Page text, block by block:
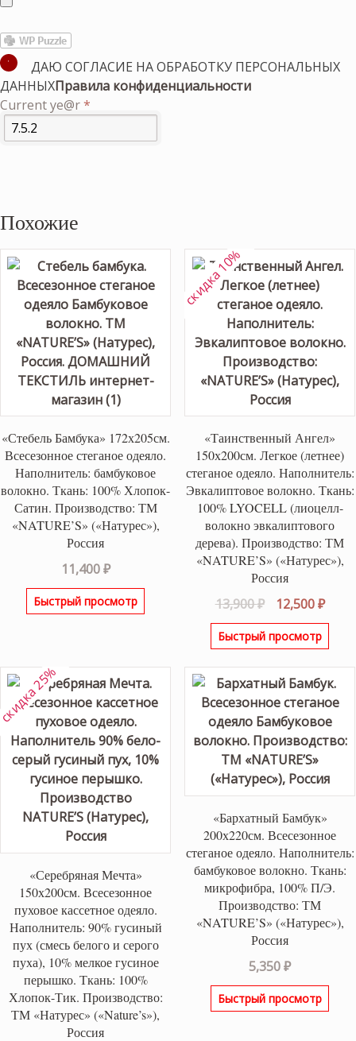
ДАЮ СОГЛАСИЕ НА ОБРАБОТКУ ПЕРСОНАЛЬНЫХ
ДАННЫХПравила конфиденциальности
Current ye@r*
Похожие
«Стебель Бамбука» 172х205см.
Всесезонное стеганое одеяло.
Наполнитель: бамбуковое
волокно. Ткань: 100% Хлопок-
Сатин. Производство: ТМ
«NATURE’S» («Натурес»),
Россия
11,400₽
Быстрый просмотр
«Таинственный Ангел»
150х200см. Легкое (летнее)
стеганое одеяло. Наполнитель:
Эвкалиптовое волокно. Ткань:
100% LYOCELL (лиоцелл-
волокно эвкалиптового
дерева). Производство: ТМ
«NATURE’S» («Натурес»),
Россия
13,900₽
цена
составляла
12,500₽
Быстрый просмотр
скидка 10%
«Серебряная Мечта»
150х200см. Всесезонное
пуховое кассетное одеяло.
Наполнитель: 90% гусиный
пух (смесь белого и серого
пуха), 10% мелкое гусиное
перышко. Ткань: 100%
Хлопок-Тик. Производство:
ТМ «Натурес» («Nature’s»),
Россия
25%
«Бархатный Бамбук»
200х220см. Всесезонное
стеганое одеяло. Наполнитель:
бамбуковое волокно. Ткань:
микрофибра, 100% П/Э.
Производство: ТМ
«NATURE’S» («Натурес»),
Россия
5,350₽
Быстрый просмотр